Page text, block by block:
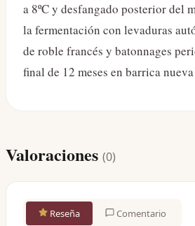
a 8ºC y desfangado posterior del
la fermentación con levaduras
de roble francés y batonnages
final de 12 meses en barrica
Valoraciones (0)
Reseña Comentario